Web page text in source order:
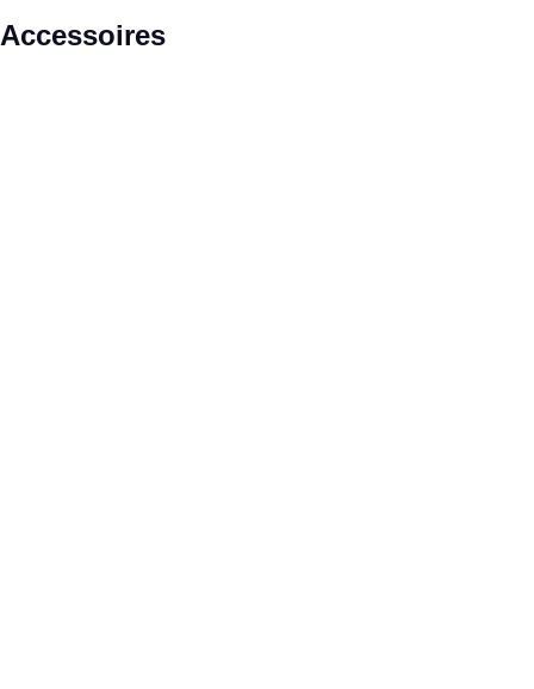
Productgalerij overslaan
Accessoires